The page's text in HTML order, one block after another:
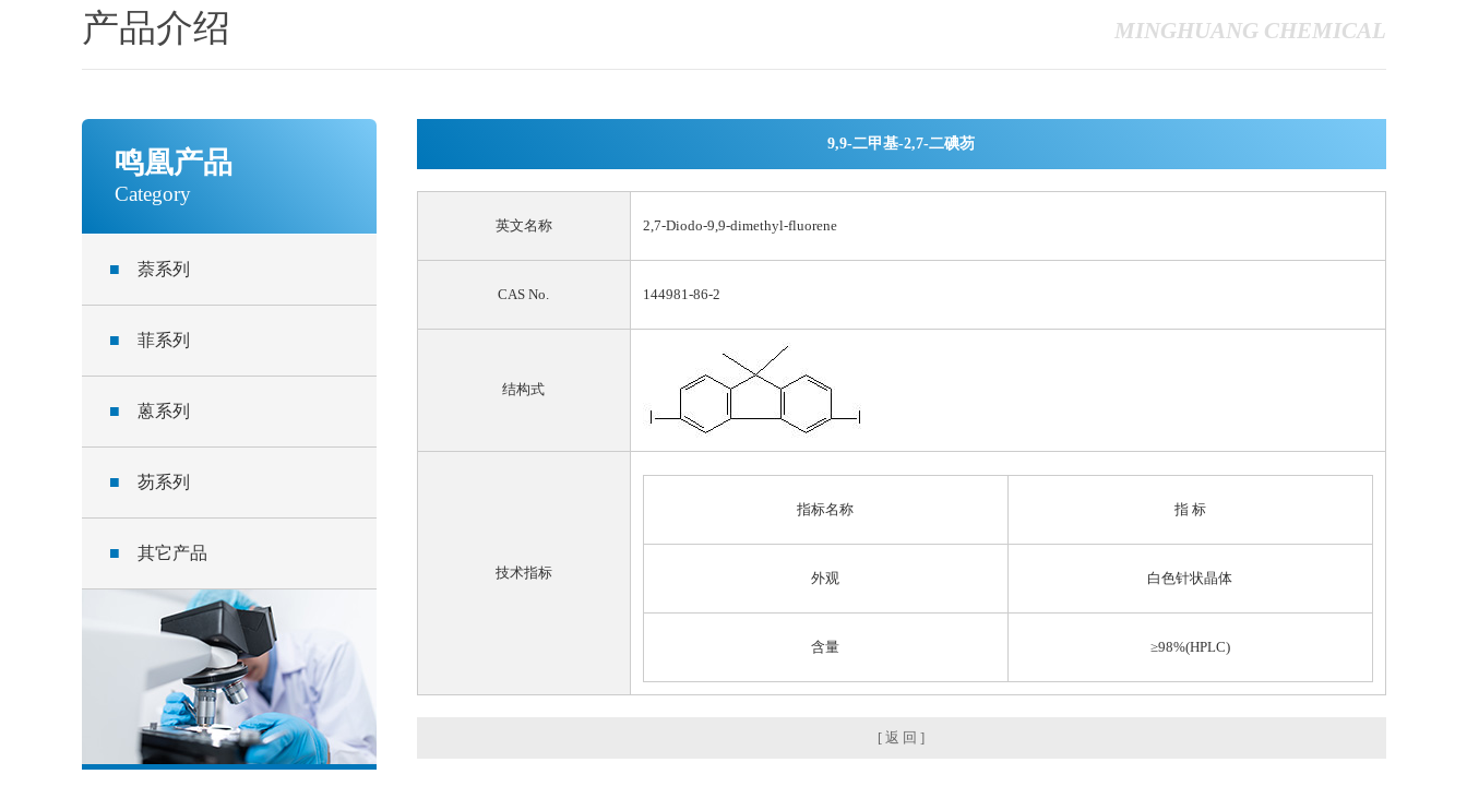
产品介绍 MINGHUANG CHEMICAL
鸣凰产品
Category
■ 萘系列
■ 菲系列
■ 蒽系列
■ 芴系列
■ 其它产品
9,9-二甲基-2,7-二碘芴
英文名称 2,7-Diodo-9,9-dimethyl-fluorene
CAS No. 144981-86-2
结构式
技术指标
指标名称 指 标
外观 白色针状晶体
含量 ≥98%(HPLC)
[ 返 回 ]